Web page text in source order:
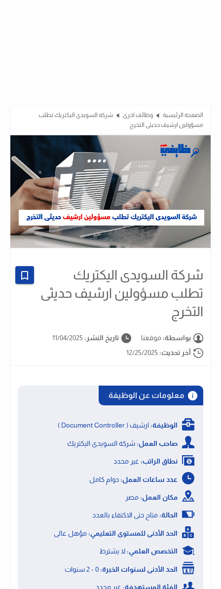
الصفحة الرئيسية وظائف اخرى
شركة السويدى اليكتريك تطلب
مسؤولين ارشيف حديثى التخرج
شركة السويدى اليكتريك
تطلب مسؤولين ارشيف حديثى
التخرج
بواسطة: موقعنا تاريخ النشر: 11/04/2025
آخر تحديث: 12/25/2025
معلومات عن الوظيفة
الوظيفة: ارشيف ( Document Controller )
صاحب العمل: شركة السويدى اليكتريك
نطاق الراتب: غير محدد
عدد ساعات العمل: دوام كامل
مكان العمل: مصر
الحالة: متاح حتى الاكتفاء بالعدد
الحد الأدنى للمستوى التعليمي: مؤهل عالى
التخصص العلمي: لا يشترط
الحد الأدنى لسنوات الخبرة:
الفئة المستهدفة: غير محدد